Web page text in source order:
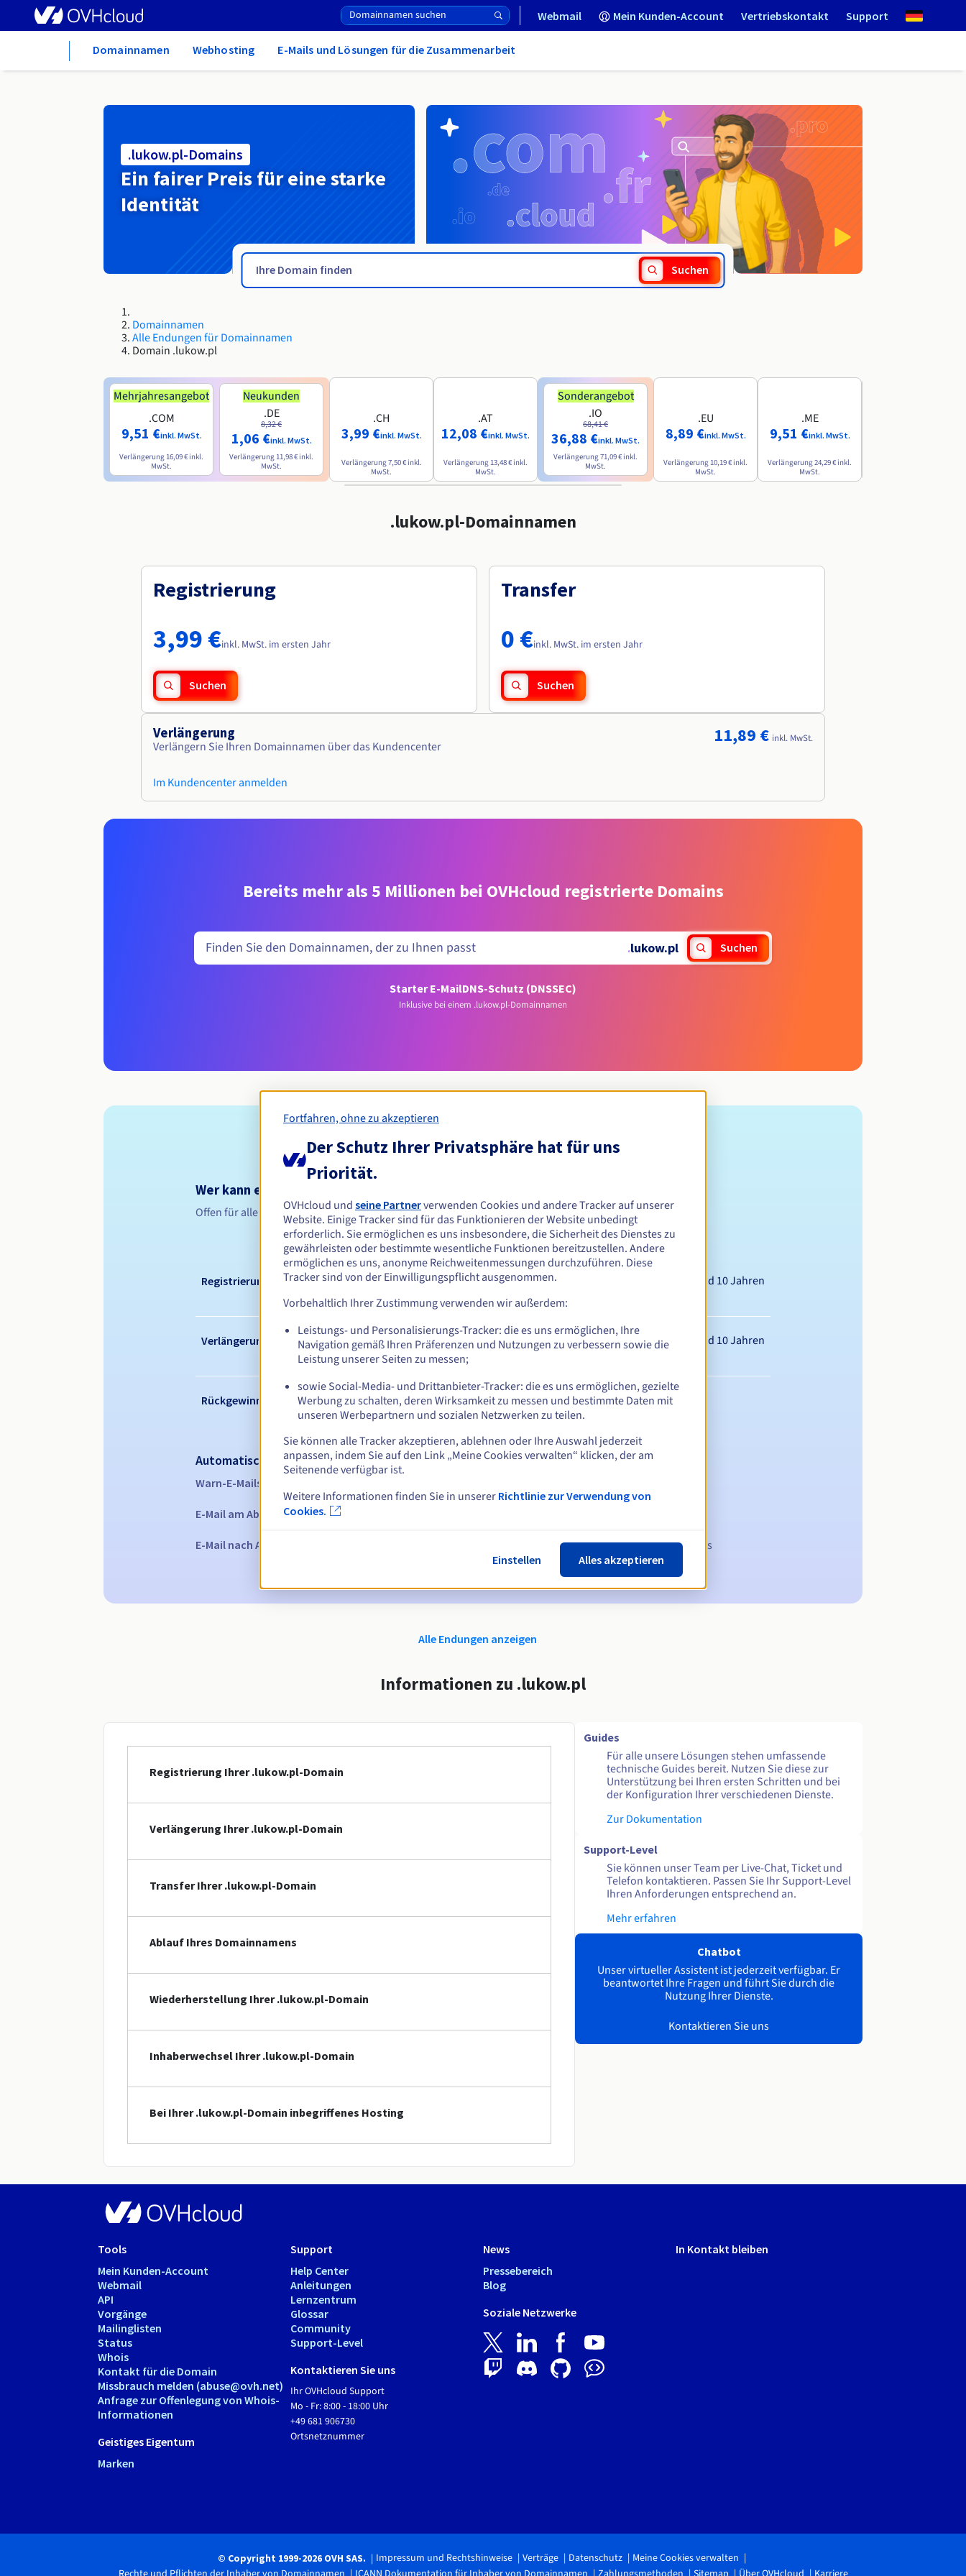
Webmail Mein Kunden-Account Vertriebskontakt Support
Domainnamen Webhosting E-Mails und Lösungen für die Zusammenarbeit
.lukow.pl-Domains
Ein fairer Preis für eine starke
Identität
Suchen
Domainnamen
Alle Endungen für Domainnamen
Domain .lukow.pl
Mehrjahresangebot
.COM
9,51 €inkl. MwSt.
Verlängerung 16,09 € inkl.
MwSt.
Neukunden
.DE
8,32 €
1,06 €inkl. MwSt.
Verlängerung 11,98 € inkl.
MwSt.
.CH
3,99 €inkl. MwSt.
Verlängerung 7,50 € inkl.
MwSt.
.AT
12,08 €inkl. MwSt.
Verlängerung 13,48 € inkl.
MwSt.
Sonderangebot
.IO
68,41 €
36,88 €inkl. MwSt.
Verlängerung 71,09 € inkl.
MwSt.
.EU
8,89 €inkl. MwSt.
Verlängerung 10,19 € inkl.
MwSt.
.ME
9,51 €inkl. MwSt.
Verlängerung 24,29 € inkl.
MwSt.
.lukow.pl-Domainnamen
Registrierung
3,99 €inkl. MwSt. im ersten Jahr
Suchen
Transfer
0 €inkl. MwSt. im ersten Jahr
Suchen
Verlängerung
Verlängern Sie Ihren Domainnamen über das Kundencenter
Im Kundencenter anmelden
11,89 € inkl. MwSt.
Bereits mehr als 5 Millionen bei OVHcloud registrierte Domains
.lukow.pl Suchen
Starter E-MailDNS-Schutz (DNSSEC)
Inklusive bei einem .lukow.pl-Domainnamen
Zulassungsbedingungen
Wer kann eine .lukow.pl-Domain registrieren?
Offen für alle natürlichen oder juristischen Personen ohne geografische Einschränkung.
Verwaltungsregeln und Benachrichtigungen
Registrierungszeitraum Zwischen 1 und 10 Jahren
Verlängerungszeitraum Zwischen 1 und 10 Jahren
Rückgewinnungsfrist
Automatische Benachrichtigungen:
Warn-E-Mails:
E-Mail am Ablaufdatumzur Benachrichtigung über die Sperrung des Domainnamens
E-Mail nach Ablauf der Rückgewinnungsfrist zur Benachrichtigung über die Löschung des Domainnamens
Alle Endungen anzeigen
Informationen zu .lukow.pl
Registrierung Ihrer .lukow.pl-Domain
Verlängerung Ihrer .lukow.pl-Domain
Transfer Ihrer .lukow.pl-Domain
Ablauf Ihres Domainnamens
Wiederherstellung Ihrer .lukow.pl-Domain
Inhaberwechsel Ihrer .lukow.pl-Domain
Bei Ihrer .lukow.pl-Domain inbegriffenes Hosting
Guides
Für alle unsere Lösungen stehen umfassende
technische Guides bereit. Nutzen Sie diese zur
Unterstützung bei Ihren ersten Schritten und bei
der Konfiguration Ihrer verschiedenen Dienste.
Zur Dokumentation
Support-Level
Sie können unser Team per Live-Chat, Ticket und
Telefon kontaktieren. Passen Sie Ihr Support-Level
Ihren Anforderungen entsprechend an.
Mehr erfahren
Chatbot
Unser virtueller Assistent ist jederzeit verfügbar. Er
beantwortet Ihre Fragen und führt Sie durch die
Nutzung Ihrer Dienste.
Kontaktieren Sie uns
Tools
Mein Kunden-Account
Webmail
API
Vorgänge
Mailinglisten
Status
Whois
Kontakt für die Domain
Missbrauch melden (abuse@ovh.net)
Anfrage zur Offenlegung von Whois-
Informationen
Geistiges Eigentum
Marken
Support
Help Center
Anleitungen
Lernzentrum
Glossar
Community
Support-Level
Kontaktieren Sie uns
Ihr OVHcloud Support
Mo - Fr: 8:00 - 18:00 Uhr
+49 681 906730
Ortsnetznummer
News
Pressebereich
Blog
Soziale Netzwerke
In Kontakt bleiben
© Copyright 1999-2026 OVH SAS. Impressum und Rechtshinweise Verträge Datenschutz
Meine Cookies verwalten
Fortfahren, ohne zu akzeptieren
Der Schutz Ihrer Privatsphäre hat für uns
Priorität.
OVHcloud und seine Partnerverwenden Cookies und andere Tracker auf unserer
Website. Einige Tracker sind für das Funktionieren der Website unbedingt
erforderlich. Sie ermöglichen es uns insbesondere, die Sicherheit des Dienstes zu
gewährleisten oder bestimmte wesentliche Funktionen bereitzustellen. Andere
ermöglichen es uns, anonyme Reichweitenmessungen durchzuführen. Diese
Tracker sind von der Einwilligungspflicht ausgenommen.
Vorbehaltlich Ihrer Zustimmung verwenden wir außerdem:
Leistungs- und Personalisierungs-Tracker: die es uns ermöglichen, Ihre
Navigation gemäß Ihren Präferenzen und Nutzungen zu verbessern sowie die
Leistung unserer Seiten zu messen;
sowie Social-Media- und Drittanbieter-Tracker: die es uns ermöglichen, gezielte
Werbung zu schalten, deren Wirksamkeit zu messen und bestimmte Daten mit
unseren Werbepartnern und sozialen Netzwerken zu teilen.
Sie können alle Tracker akzeptieren, ablehnen oder Ihre Auswahl jederzeit
anpassen, indem Sie auf den Link „Meine Cookies verwalten“ klicken, der am
Seitenende verfügbar ist.
Weitere Informationen finden Sie in unserer Richtlinie zur Verwendung von
Cookies.
Einstellen Alles akzeptieren